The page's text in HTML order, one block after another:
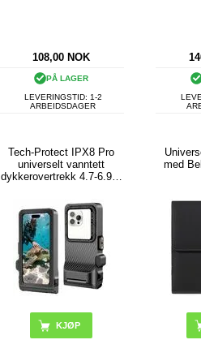
108,00 NOK
PÅ LAGER
LEVERINGSTID: 1-2
ARBEIDSDAGER
Tech-Protect IPX8 Pro
universelt vanntett
dykkerovertrekk 4.7-6.9" -
med